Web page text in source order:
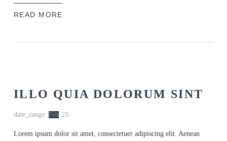
READ MORE
ILLO QUIA DOLORUM SINT
date_range Feb 25
Lorem ipsum dolor sit amet, consectetuer adipiscing elit. Aenean